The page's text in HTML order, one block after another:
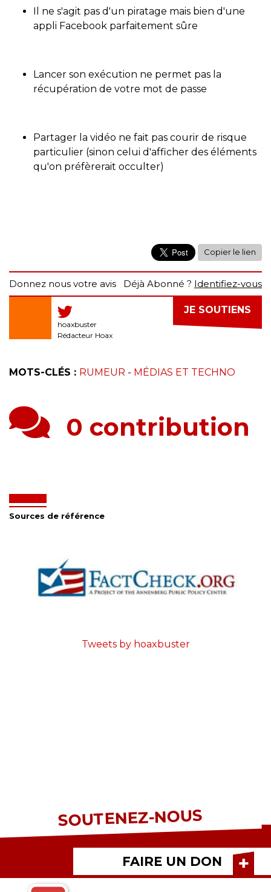
Il ne s'agit pas d'un piratage mais bien d'une
appli Facebook parfaitement sûre
Lancer son exécution ne permet pas la
récupération de votre mot de passe
Partager la vidéo ne fait pas courir de risque
particulier (sinon celui d'afficher des éléments
qu'on préfèrerait occulter)
Copier le lien
Donnez nous votre avis Déjà Abonné ? Identifiez-vous
JE SOUTIENS
hoaxbuster
Rédacteur Hoax
MOTS-CLÉS : RUMEUR - MÉDIAS ET TECHNO
0 contribution
Sources de référence
Tweets by hoaxbuster
SOUTENEZ-NOUS
FAIRE UN DON